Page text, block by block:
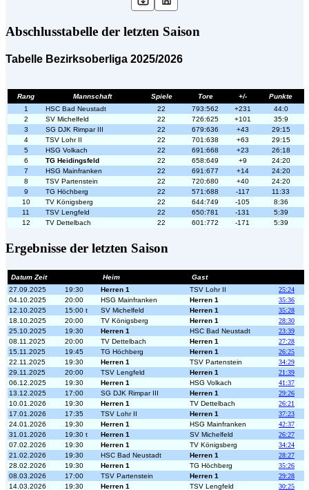
Abschlusstabelle der letzten Saison
Tabelle Bezirksoberliga 2025/2026
Rang Mannschaft Spiele Tore +/-
Punkte
1
HSC Bad Neustadt 22 793:562 +231
44:0
2
SV Michelfeld 22 726:625 +101
35:9
3
SG DJK Rimpar III 22 679:636 +43
29:15
4
TSV Lohr II 22 701:638 +63
29:15
5
HSG Volkach 22 691:668 +23
26:18
6
TG Heidingsfeld 22 658:649 +9
24:20
7
HSG Mainfranken 22 691:677 +14
24:20
8
TSV Partenstein 22 720:680 +40
24:20
9
TG Höchberg 22 571:688 -117
11:33
10
TV Königsberg 22 644:749 -105
8:36
11
TSV Lengfeld 22 650:781 -131
5:39
12
TV Dettelbach 22 601:772 -171 5:39
Ergebnisse der letzten Saison
Datum Zeit Heim
Gast
27.09.2025
19:30 Herren 1 TSV Lohr II
25:24
04.10.2025
20:00 HSG Mainfranken Herren 1
35:36
12.10.2025
15:00 t SV Michelfeld Herren 1
35:28
18.10.2025
20:00 TV Königsberg Herren 1
28:30
25.10.2025
19:30 Herren 1 HSC Bad Neustadt
23:39
08.11.2025
20:00 TV Dettelbach Herren 1
27:28
15.11.2025
19:45 TG Höchberg Herren 1
26:25
22.11.2025
19:30 Herren 1 TSV Partenstein
34:29
29.11.2025
20:00 TSV Lengfeld Herren 1
21:39
06.12.2025
19:30 Herren 1 HSG Volkach
41:37
13.12.2025
17:00 SG DJK Rimpar III Herren 1
29:26
10.01.2026
19:30 Herren 1 TV Dettelbach
26:21
17.01.2026
17:35 TSV Lohr II Herren 1
37:23
24.01.2026
19:30 Herren 1 HSG Mainfranken
42:37
31.01.2026
19:30 t Herren 1 SV Michelfeld
26:27
07.02.2026
19:30 Herren 1 TV Königsberg
34:24
21.02.2026
19:30 HSC Bad Neustadt Herren 1
28:27
28.02.2026
19:30 Herren 1 TG Höchberg
35:26
08.03.2026
17:00 TSV Partenstein Herren 1
29:28
14.03.2026
19:30 Herren 1 TSV Lengfeld 30:25